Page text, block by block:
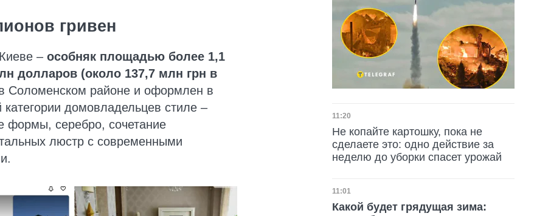
гривен
– особняк площадью более 1,1
долларов (около 137,7 млн грн в
Соломенском районе и оформлен в
домовладельцев стиле –
серебро, сочетание
люстр с современными
Дата публикации
11:20
Не копайте картошку, пока не
сделаете это: одно действие за
неделю до уборки спасет урожай
Дата публикации
11:01
Какой будет грядущая зима: